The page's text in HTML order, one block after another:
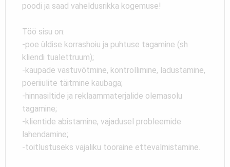
poodi ja saad vaheldusrikka kogemuse!
Töö sisu on:
-poe üldise korrashoiu ja puhtuse tagamine (sh
kliendi tualettruum);
-kaupade vastuvõtmine, kontrollimine, ladustamine,
poeriiulite täitmine kaubaga;
-hinnasiltide ja reklaammaterjalide olemasolu
tagamine;
-klientide abistamine, vajadusel probleemide
lahendamine;
-toitlustuseks vajaliku tooraine ettevalmistamine.